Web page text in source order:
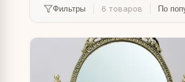
Фильтры 6 товаров